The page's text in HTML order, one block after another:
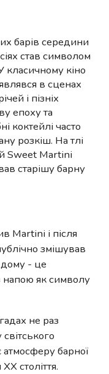
барів середини
став символом
класичному кіно
в сценах
і пізніх
епоху та
коктейлі часто
розкіш. На тлі
Sweet Martini
старішу барну
Martini і після
змішував
дому - це
напою як символу
не раз
барної
століття.